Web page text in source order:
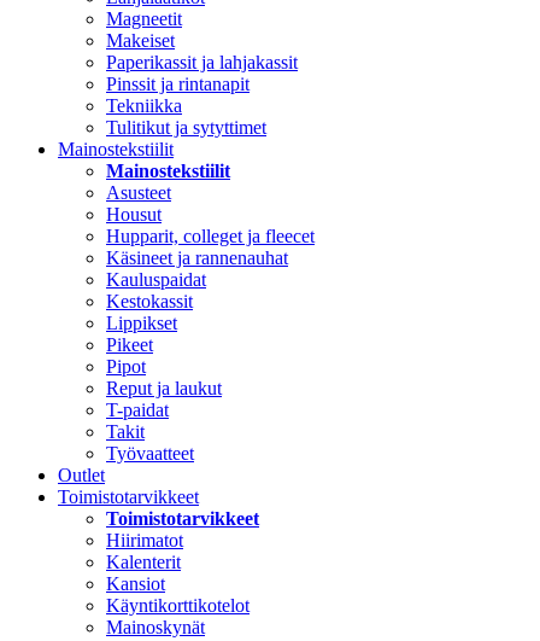
Magneetit
Makeiset
Paperikassit ja lahjakassit
Pinssit ja rintanapit
Tekniikka
Tulitikut ja sytyttimet
Mainostekstiilit
Mainostekstiilit
Asusteet
Housut
Hupparit, colleget ja fleecet
Käsineet ja rannenauhat
Kauluspaidat
Kestokassit
Lippikset
Pikeet
Pipot
Reput ja laukut
T-paidat
Takit
Työvaatteet
Outlet
Toimistotarvikkeet
Toimistotarvikkeet
Hiirimatot
Kalenterit
Kansiot
Käyntikorttikotelot
Mainoskynät